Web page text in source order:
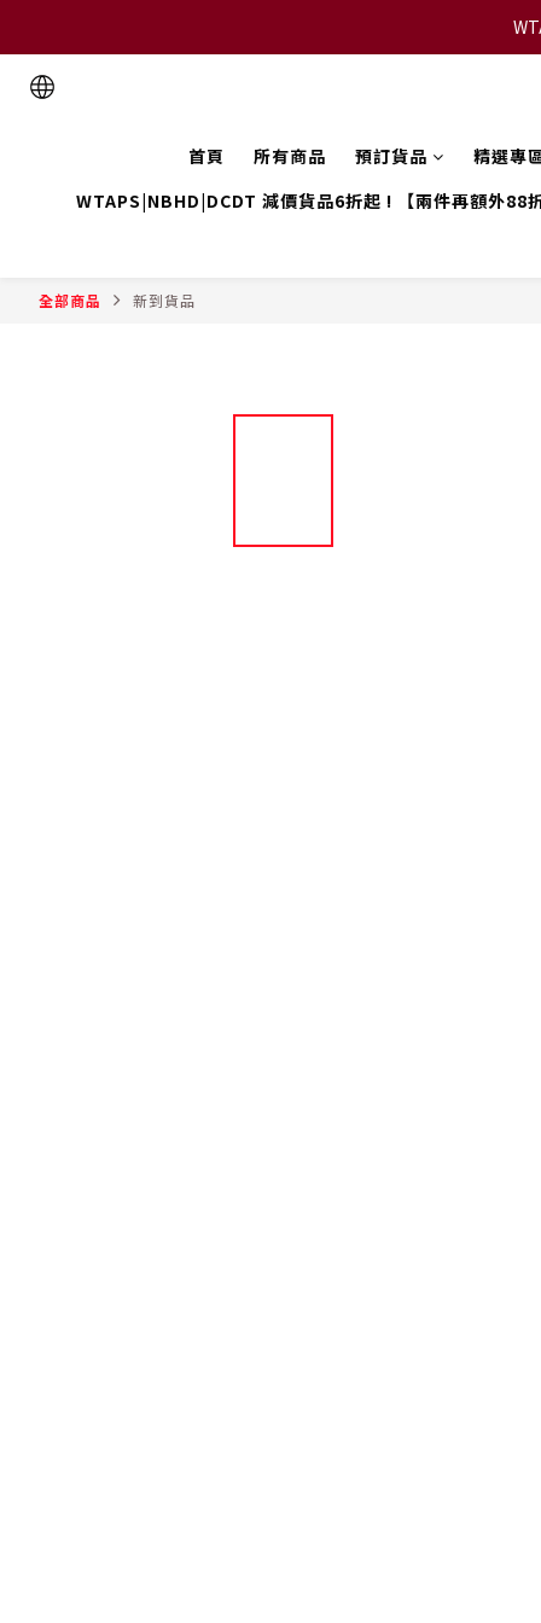
首頁 所有商品 預訂貨品
精選專
WTAPS|NBHD|DCDT 減價貨品6折起 ! 【兩件再額外88
全部商品 新到貨品